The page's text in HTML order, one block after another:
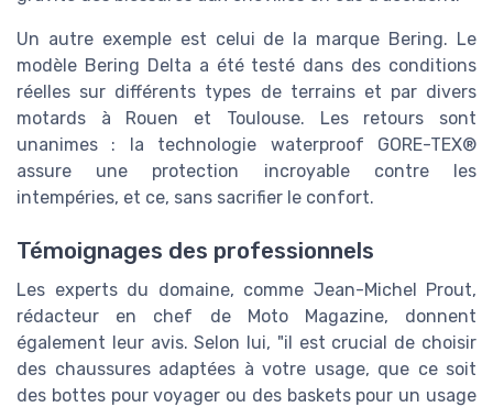
Un autre exemple est celui de la marque Bering. Le
modèle Bering Delta a été testé dans des conditions
réelles sur différents types de terrains et par divers
motards à Rouen et Toulouse. Les retours sont
unanimes : la technologie waterproof GORE-TEX®
assure une protection incroyable contre les
intempéries, et ce, sans sacrifier le confort.
Témoignages des professionnels
Les experts du domaine, comme Jean-Michel Prout,
rédacteur en chef de Moto Magazine, donnent
également leur avis. Selon lui, "il est crucial de choisir
des chaussures adaptées à votre usage, que ce soit
des bottes pour voyager ou des baskets pour un usage